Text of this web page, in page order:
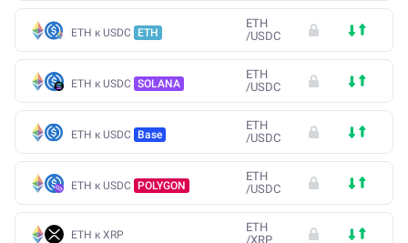
ETH к USDC ETH
ETH
/USDC
ETH к USDC SOLANA
ETH
/USDC
ETH к USDC Base
ETH
/USDC
ETH к USDC POLYGON
ETH
/USDC
ETH к XRP
ETH
/XRP